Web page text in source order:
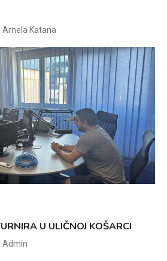
Arnela Katana
U ULIČNOJ KOŠARCI
Admin